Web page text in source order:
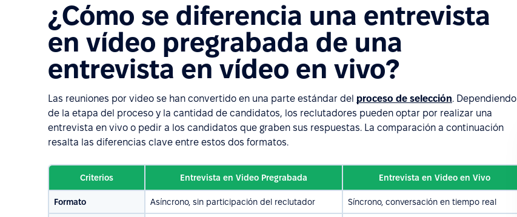
¿Cómo se diferencia una entrevista
en vídeo pregrabada de una
entrevista en vídeo en vivo?
Las reuniones por video se han convertido en una parte estándar del proceso de selección. Dependiendo
de la etapa del proceso y la cantidad de candidatos, los reclutadores pueden optar por realizar una
entrevista en vivo o pedir a los candidatos que graben sus respuestas. La comparación a continuación
resalta las diferencias clave entre estos dos formatos.
Criterios Entrevista en Video Pregrabada Entrevista en Video en Vivo
Formato Asíncrono, sin participación del reclutador Síncrono, conversación en tiempo real